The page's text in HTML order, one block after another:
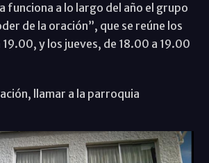
funciona a lo largo del año el grupo
de la oración”, que se reúne los
19.00, y los jueves, de 18.00 a 19.00
llamar a la parroquia